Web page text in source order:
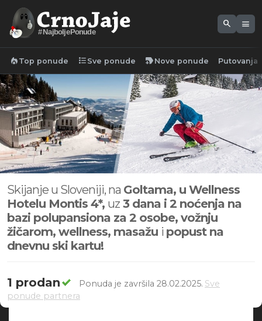
#NajboljePonude
search menu
local_fire_department Top ponude format_list_bulleted Sve ponude new_label Nove ponude Putovanja
Skijanje u Sloveniji, na Goltama, u Wellness
Hotelu Montis 4*, uz 3 dana i 2 noćenja na
bazi polupansiona za 2 osobe, vožnju
žičarom, wellness, masažu i popust na
dnevnu ski kartu!
1 prodan Ponuda je završila 28.02.2025. Sve
ponude partnera